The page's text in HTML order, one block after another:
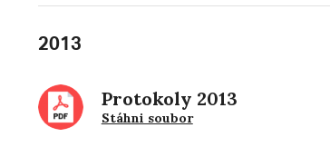
2013
Protokoly 2013
Stáhni soubor